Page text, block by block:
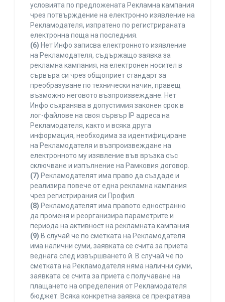
условията по предложената Рекламна кампания
чрез потвърждение на електронно изявление на
Рекламодателя, изпратено по регистрираната
електронна поща на последния.
(6) Нет Инфо записва електронното изявление
на Рекламодателя, съдържащо заявка за
рекламна кампания, на електронен носител в
сървъра си чрез общоприет стандарт за
преобразуване по технически начин, правещ
възможно неговото възпроизвеждане. Нет
Инфо съхранява в допустимия законен срок в
лог-файлове на своя сървър IP адреса на
Рекламодателя, както и всяка друга
информация, необходима за идентифициране
на Рекламодателя и възпроизвеждане на
електронното му изявление във връзка със
сключване и изпълнение на Рамковия договор.
(7) Рекламодателят има право да създаде и
реализира повече от една рекламна кампания
чрез регистрирания си Профил.
(8) Рекламодателят има правото едностранно
да променя и реорганизира параметрите и
периода на активност на рекламната кампания.
(9) В случай че по сметката на Рекламодателя
има налични суми, заявката се счита за приета
веднага след извършването й. В случай че по
сметката на Рекламодателя няма налични суми,
заявката се счита за приета с получаване на
плащането на определения от Рекламодателя
бюджет. Всяка конкретна заявка се прекратява